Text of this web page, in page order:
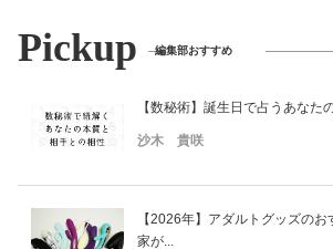
妊娠/出産/家族
グルメ
Pickup 編集部おすすめ
【数秘術】誕生日で占うあなた
沙木 貴咲
【2026年】アダルトグッズの
家が...